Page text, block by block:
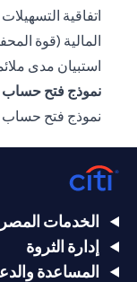
اتفاقية
المالية (قوة
استبيان مدى
نموذج فتح حساب
نموذج فتح حساب
الخدمات
إدارة الثروة
المساعدة